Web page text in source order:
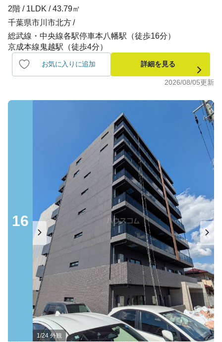
2階 / 1LDK / 43.79㎡
千葉県市川市北方
総武線・中央線各駅停車本八幡駅（徒歩16分）
京成本線鬼越駅（徒歩4分）
お気に入りに追加 詳細を見る
2026/08/05更新
16
1/24 外観